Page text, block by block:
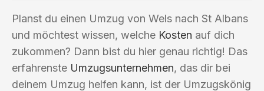
Planst du einen Umzug von Wels nach St Albans
und möchtest wissen, welche Kosten auf dich
zukommen? Dann bist du hier genau richtig! Das
erfahrenste Umzugsunternehmen, das dir bei
deinem Umzug helfen kann, ist der Umzugskönig